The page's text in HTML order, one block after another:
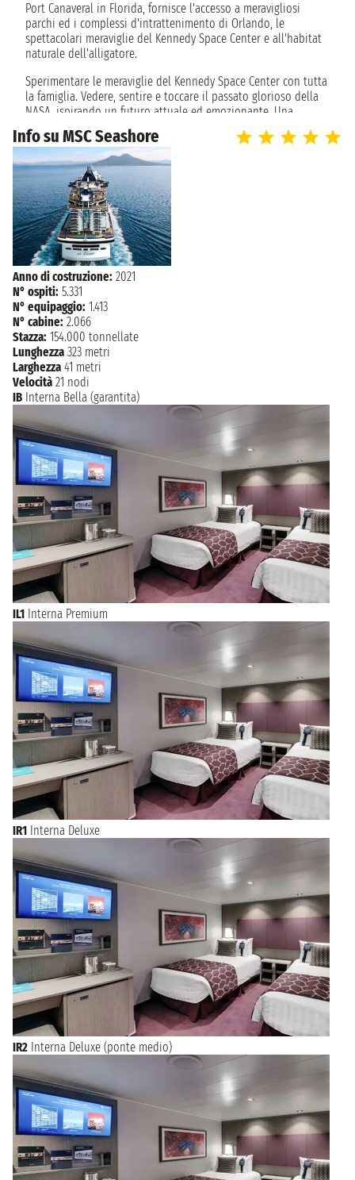
Port Canaveral in Florida, fornisce l'accesso a meravigliosi
parchi ed i complessi d'intrattenimento di Orlando, le
spettacolari meraviglie del Kennedy Space Center e all'habitat
naturale dell'alligatore.
Sperimentare le meraviglie del Kennedy Space Center con tutta
la famiglia. Vedere, sentire e toccare il passato glorioso della
NASA, ispirando un futuro attuale ed emozionante. Una
passeggiata attraverso i razzi Rocket Garden, casa di Apollo e
Gemini, riproduzioni a grandezza naturale dello space shuttle
Explorer e veicoli spaziali che hanno orbitato intorno alla
terra. Intraprendere un tour nelle Everglades della Florida
centrale. Durante il viaggio potrai scivolare sopra un mare
d'erba nell'incontaminato eco-sistema della palude di
cipresso, dove abbondano gli alligatori ed altri animali
selvatici.
Info su MSC Seashore
Anno di costruzione: 2021
N° ospiti: 5.331
N° equipaggio: 1.413
N° cabine: 2.066
Stazza: 154.000 tonnellate
Lunghezza 323 metri
Larghezza 41 metri
Velocità 21 nodi
IB Interna Bella (garantita)
IL1 Interna Premium
IR1 Interna Deluxe
IR2 Interna Deluxe (ponte medio)